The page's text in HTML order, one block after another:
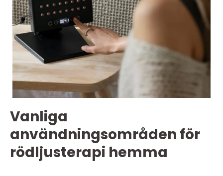
Vanliga
användningsområden för
rödljusterapi hemma